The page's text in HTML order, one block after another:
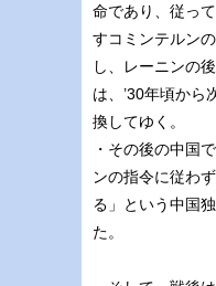
命であり、従っ
すコミンテルン
し、レーニンの
は、’30年頃から
換してゆく。
・その後の中国
ンの指令に従わ
る」という中国
た。